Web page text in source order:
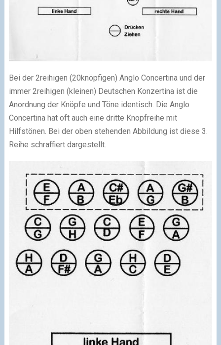
Bei der 2reihigen (20knöpfigen) Anglo Concertina und der
immer 2reihigen (kleinen) Deutschen Konzertina ist die
Anordnung der Knöpfe und Töne identisch. Die Anglo
Concertina hat oft auch eine dritte Knopfreihe mit
Hilfstönen. Bei der oben stehenden Abbildung ist diese 3.
Reihe schraffiert dargestellt.